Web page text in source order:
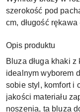
szerokość pod
cm, długość rękawa
Opis produktu
Bluza długa khaki
idealnym wyborem
sobie styl, komfort i
jakości materiału
noszenia, ta bluza